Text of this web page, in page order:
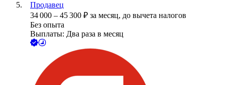
Продавец
34 000 – 45 300 ₽ за месяц, до вычета налогов
Без опыта
Выплаты: Два раза в месяц